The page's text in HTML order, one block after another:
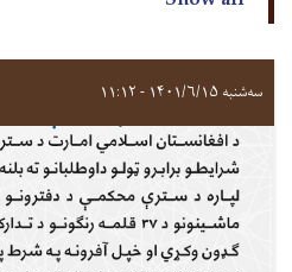
سه‌شنبه ۱۴۰۱/۶/۱۵ - ۱۱:۱۲